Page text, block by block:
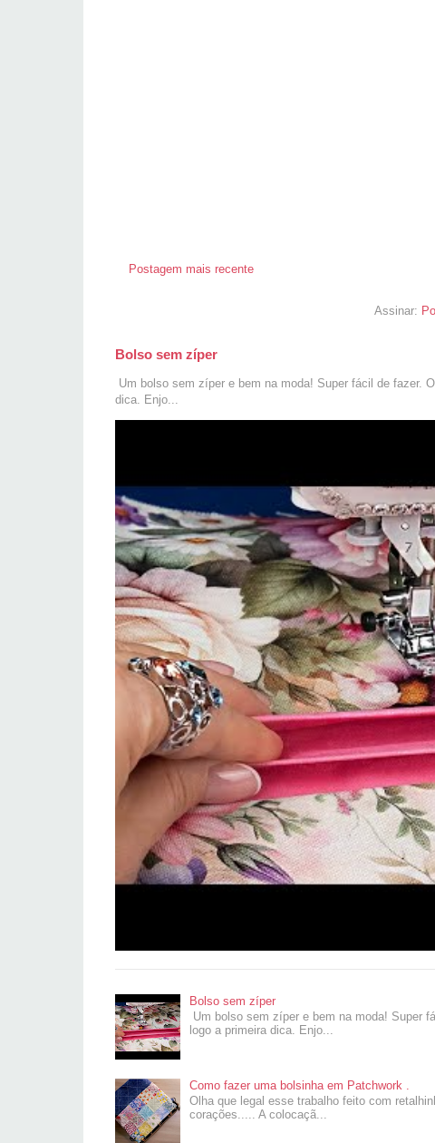
Postagem mais recente
Assinar:
Bolso sem zíper
Um bolso sem zíper e bem na moda! Super fácil de fazer.
dica. Enjo...
Bolso sem zíper
Um bolso sem zíper e bem na moda! Super
logo a primeira dica. Enjo...
Como fazer uma bolsinha em Patchwork .
Olha que legal esse trabalho feito com
corações..... A colocaçã...